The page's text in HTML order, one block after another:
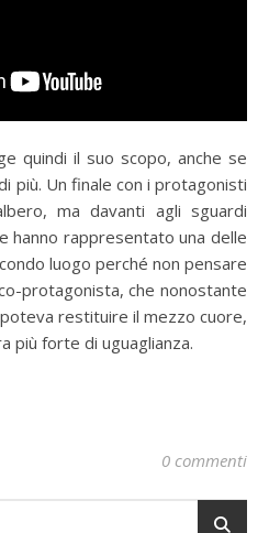
quindi il suo scopo, anche se
più. Un finale con i protagonisti
ma davanti agli sguardi
hanno rappresentato una delle
luogo perché non pensare
protagonista, che nonostante
restituire il mezzo cuore,
più forte di uguaglianza.
0 commenti